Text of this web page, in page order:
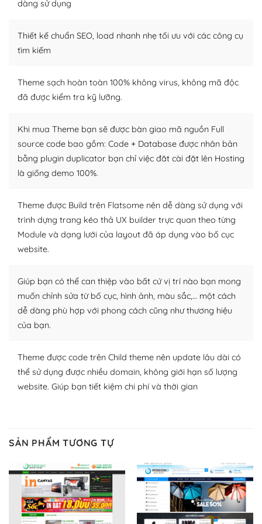
– Sở hữu một cộng đồng lớn, sẵn sàng hỗ trợ
khổng lồ được kiểm duyệt bởi các nhân viên và những
người cuồng tín WordPress.
Nếu bạn gặp khó khăn, bạn có thể lên mạng và tìm
kiếm những cộng đồng WordPress, họ sẽ giúp bạn trả
lời, giải đáp vấn đề của bạn.
Cộng đồng sử dụng WordPress sẵn sàng hỗ trợ bạn
– Đa dạng plugin và themes
Plugin mở rộng là thành phần cài đặt thêm vào
WordPress để tăng thêm các tính năng cần thiết. Có
nhiều plugin trả phí hoặc miễn phí.
Nhờ lượng người dùng đông đảo, thư viện themes và
plugin của WordPress rất phong phú. Bạn có thể thỏa
thích chọn lựa plugin và themes phù hợp cho mục đích
lập website của mình.
– Dễ sử dụng
Và bạn có toàn quyền tự do khi quyết định nơi lưu trữ
trang web WordPress của bạn.
Dễ dàng lựa chọn Hosting cho website WordPress
– Bảo mật cực tốt
dàng sử dụng
Thiết kế chuẩn SEO, load nhanh nhẹ tối ưu với các công cụ
tìm kiếm
Theme sạch hoàn toàn 100% không virus, không mã độc
đã được kiểm tra kỹ lưỡng.
Khi mua Theme bạn sẽ được bàn giao mã nguồn Full
source code bao gồm: Code + Database được nhân bản
bằng plugin duplicator bạn chỉ việc đăt cài đặt lên Hosting
là giống demo 100%.
Theme được Build trên Flatsome nên dễ dàng sử dụng với
trình dựng trang kéo thả UX builder trực quan theo từng
Module và dạng lưới của layout đã áp dụng vào bố cục
website.
Giúp bạn có thể can thiệp vào bất cứ vị trí nào bạn mong
muốn chỉnh sửa từ bố cục, hình ảnh, màu sắc,… một cách
dễ dàng phù hợp với phong cách cũng như thương hiệu
của bạn.
Theme được code trên Child theme nên update lâu dài có
thể sử dụng được nhiều domain, không giới hạn số lượng
website. Giúp bạn tiết kiệm chi phí và thời gian
SẢN PHẨM TƯƠNG TỰ